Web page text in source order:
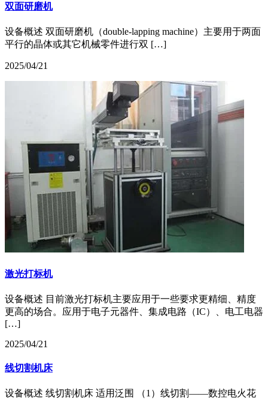
双面研磨机
设备概述 双面研磨机（double-lapping machine）主要用于两面
平行的晶体或其它机械零件进行双 […]
2025/04/21
激光打标机
设备概述 目前激光打标机主要应用于一些要求更精细、精度
更高的场合。应用于电子元器件、集成电路（IC）、电工电器
[…]
2025/04/21
线切割机床
设备概述 线切割机床 适用泛围 （1）线切割——数控电火花